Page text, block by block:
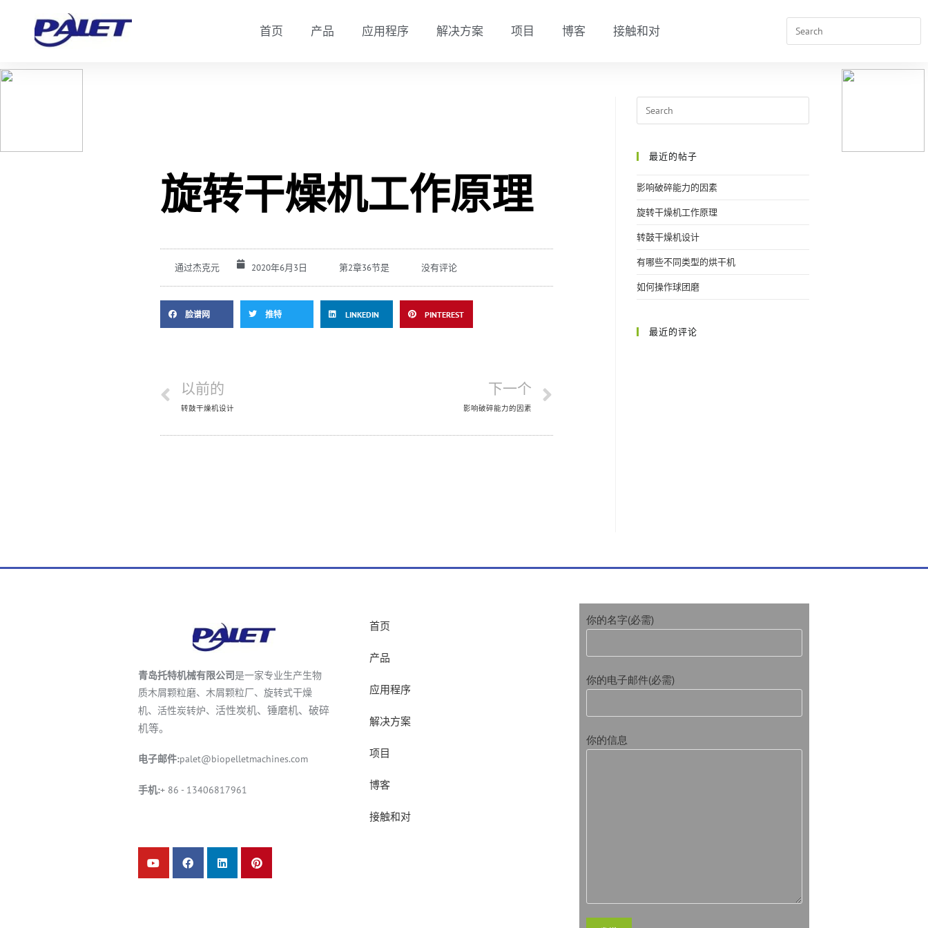
首页 产品 应用程序 解决方案 项目 博客 接触和对
旋转干燥机工作原理
通过杰克元 2020年6月3日 第2章36节是 没有评论
脸谱网 推特 LINKEDIN PINTEREST
以前的
转鼓干燥机设计
下一个
影响破碎能力的因素
最近的帖子
影响破碎能力的因素
旋转干燥机工作原理
转鼓干燥机设计
有哪些不同类型的烘干机
如何操作球团磨
最近的评论
青岛托特机械有限公司是一家专业生产生物
质木屑颗粒磨、木屑颗粒厂、旋转式干燥
机、活性炭转炉、 活性炭机、锤磨机、 破碎
机等。
电子邮件:palet@biopelletmachines.com
手机:+ 86 - 13406817961
首页
产品
应用程序
解决方案
项目
博客
接触和对
你的名字(必需)
你的电子邮件(必需)
你的信息